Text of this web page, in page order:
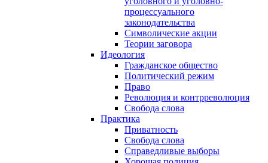
процессуального
законодательства
Символические акции
Теории заговора
Идеология
Гражданское общество
Политический режим
Право
Революция и контрреволюция
Свобода слова
Практика
Приватность
Свобода слова
Справедливые выборы